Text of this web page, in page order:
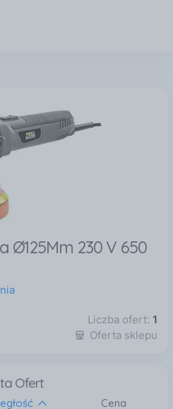
Ø125Mm 230 V 650
Liczba ofert: 1
Oferta sklepu
Ofert
Cena